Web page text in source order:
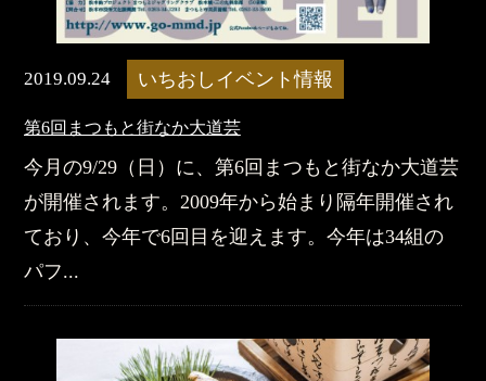
2019.09.24 いちおしイベント情報
​第6回まつもと街なか大道芸
今月の9/29（日）に、第6回まつもと街なか大道芸
が開催されます。2009年から始まり隔年開催され
ており、今年で6回目を迎えます。今年は34組の
パフ...